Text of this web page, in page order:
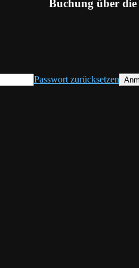
Buchung über die
Passwort zurücksetzen